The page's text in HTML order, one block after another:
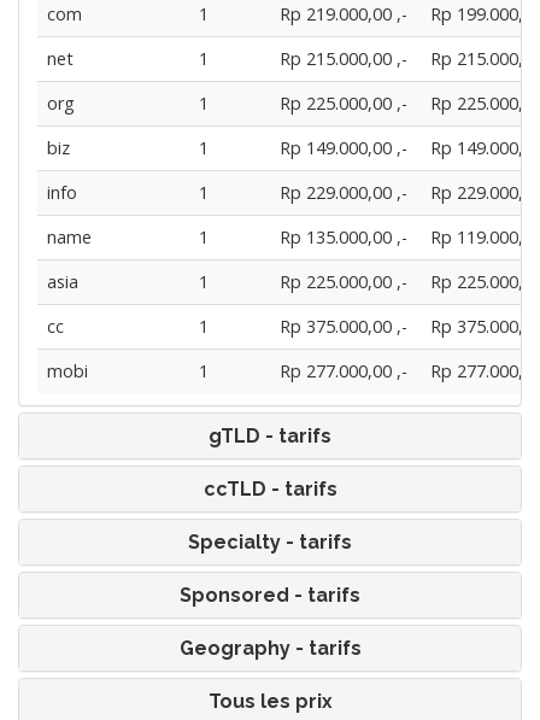
com
1 Rp 219.000,00 ,-
Rp
net
1 Rp 215.000,00 ,-
Rp
org
1 Rp 225.000,00 ,-
Rp
biz
1 Rp 149.000,00 ,-
Rp
info
1 Rp 229.000,00 ,-
Rp
name
1 Rp 135.000,00 ,-
Rp
asia
1 Rp 225.000,00 ,-
Rp
cc
1 Rp 375.000,00 ,-
Rp
mobi
1 Rp 277.000,00 ,- Rp
gTLD - tarifs
ccTLD - tarifs
Specialty - tarifs
Sponsored - tarifs
Geography - tarifs
Tous les prix